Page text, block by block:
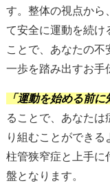
す。整体の視点から
て安全に運動を続け
ことで、あなたの
一歩を踏み出すお手
「運動を始める前に
ることで、あなたは
り組むことができ
柱管狭窄症と上手に
盤となります。